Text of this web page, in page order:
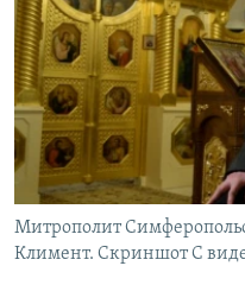
Митрополит
Климент. Скриншот С